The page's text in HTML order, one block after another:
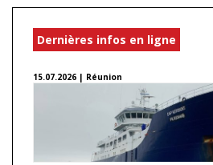
Dernières infos en ligne
15.07.2026 | Réunion